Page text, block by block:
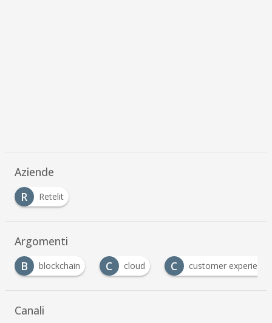
Aziende
R
Retelit
Argomenti
B
blockchain C cloud C customer experience
Canali